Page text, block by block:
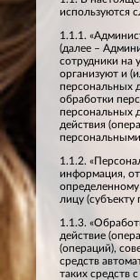
используются
1.1.1.
(далее –
сотрудники на
организуют и
персональных
обработки
персональных
действия
1.1.2.
информация,
лицу
1.1.3.
действие
(операций),
средств
таких средств